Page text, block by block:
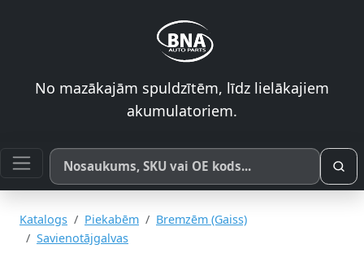
No mazākajām spuldzītēm, līdz lielākajiem
akumulatoriem.
Meklēt pēc produkta nosaukuma, SKU vai OE koda
Katalogs Piekabēm
Bremzēm (Gaiss)
Savienotājgalvas